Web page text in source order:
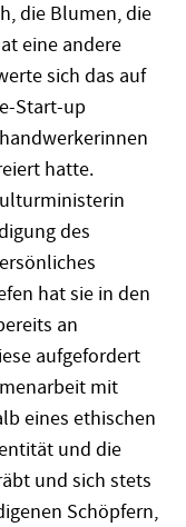
die Blumen, die
eine andere
sich das auf
Start-up
hatte.
des
hat sie in den
an
aufgefordert
mit
eines ethischen
und die
und sich stets
Schöpfern,